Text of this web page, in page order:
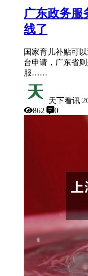
广东政务服
线了
国家育儿补贴可
台申请，广东省
服……
天下看讯
862
0